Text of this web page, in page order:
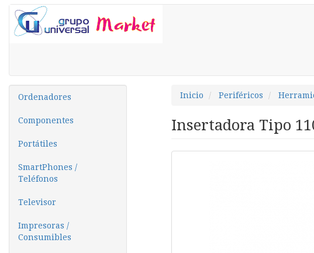
Ordenadores
Componentes
Portátiles
SmartPhones /
Teléfonos
Televisor
Impresoras /
Consumibles
Inicio Periféricos
Insertadora Tipo